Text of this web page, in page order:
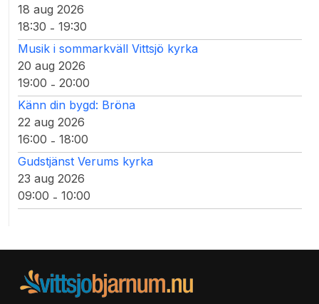
18 aug 2026
18:30 - 19:30
Musik i sommarkväll Vittsjö kyrka
20 aug 2026
19:00 - 20:00
Känn din bygd: Bröna
22 aug 2026
16:00 - 18:00
Gudstjänst Verums kyrka
23 aug 2026
09:00 - 10:00